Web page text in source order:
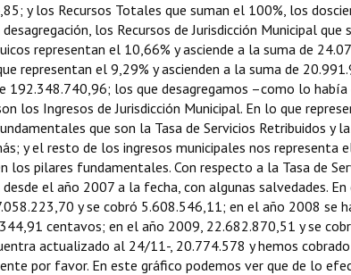
y los Recursos Totales que suman el 100%, los
desagregación, los Recursos de Jurisdicción Municipal
representan el 10,66% y asciende a la suma de
representan el 9,29% y ascienden a la suma de
192.348.740,96; los que desagregamos –como lo
los Ingresos de Jurisdicción Municipal. En lo que
que son la Tasa de Servicios Retribuidos y
y el resto de los ingresos municipales nos
los pilares fundamentales. Con respecto a la Tasa de
el año 2007 a la fecha, con algunas salvedades.
y se cobró 5.608.546,11; en el año 2008 se
centavos; en el año 2009, 22.682.870,51 y se
actualizado al 24/11-, 20.774.578 y hemos
por favor. En este gráfico podemos ver que de lo